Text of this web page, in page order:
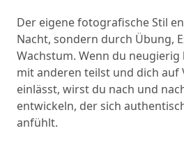
Der eigene fotografische Stil
Nacht, sondern durch Übung,
Wachstum. Wenn du
mit anderen teilst und dich auf
einlässt, wirst du nach und
entwickeln, der sich
anfühlt.